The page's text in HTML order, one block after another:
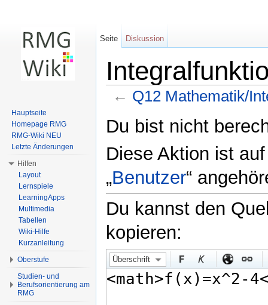
← Q12 Mathematik/
Du bist nicht
Diese Aktion ist
„Benutzer“
Du kannst den
kopieren:
Überschrift
Seite Diskussion
Hauptseite
Homepage RMG
RMG-Wiki NEU
Letzte Änderungen
Hilfen
Layout
Lernspiele
LearningApps
Multimedia
Tabellen
Wiki-Hilfe
Kurzanleitung
Oberstufe
Studien- und
Berufsorientierung am
RMG